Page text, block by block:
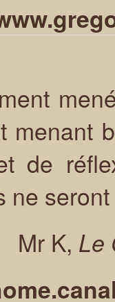
menant
de
ne
Mr K, Le